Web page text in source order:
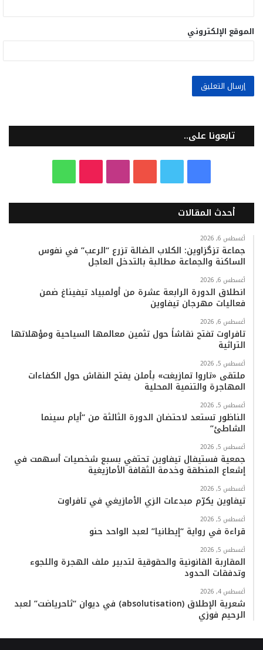
الموقع الإلكتروني
تابعونا على..
س
و
ك
ي
ر
ت
ي
و
ب
س
ق
ر
م
k
k
ت
ب
أحدث المقالات
أغسطس 6, 2026
جماعة تزگزاوين: الكلاب الضالة تزرع “الرعب” في نفوس
الساكنة والجماعة مطالبة بالتدخل العاجل
أغسطس 6, 2026
انطلاق الدورة الرابعة عشرة من أولمبياد تيفيناغ ضمن
فعاليات مهرجان تيفاوين
أغسطس 6, 2026
تافراوت تفتح نقاشاً حول تثمين معالمها السياحية ومؤهلاتها
التراثية
أغسطس 5, 2026
ملتقى «تاروا تمازيغت» بأملن يفتح النقاش حول الكفاءات
المهاجرة والتنمية المحلية
أغسطس 5, 2026
الناظور تستعد لاحتضان الدورة الثالثة من “أيام سينما
الشاطئ”
أغسطس 5, 2026
جمعية فستيفال تيفاوين تحتفي بسبع شخصيات أسهمت في
إشعاع المنطقة وخدمة الثقافة الأمازيغية
أغسطس 5, 2026
تيفاوين يكرّم مبدعات الزي الأمازيغي في تافراوت
أغسطس 5, 2026
قراءة في رواية “إيطانيا” لعبد الواحد حنو
أغسطس 5, 2026
المقاربة القانونية والحقوقية لتدبير ملف الهجرة واللجوء
وتدفقات الحدود
أغسطس 4, 2026
شعرية الإطلاق (absolutisation) في ديوان “ثاحرياضت” لعبد
الرحيم فوزي